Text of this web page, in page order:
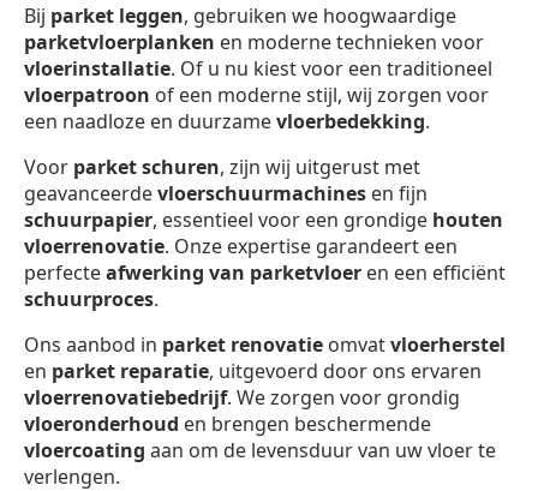
Bij parket leggen, gebruiken we hoogwaardige
parketvloerplanken en moderne technieken voor
vloerinstallatie. Of u nu kiest voor een traditioneel
vloerpatroon of een moderne stijl, wij zorgen voor
een naadloze en duurzamevloerbedekking.
Voor parket schuren, zijn wij uitgerust met
geavanceerdevloerschuurmachines en fijn
schuurpapier, essentieel voor een grondige houten
vloerrenovatie. Onze expertise garandeert een
perfecteafwerking van parketvloer en een efficiënt
schuurproces.
Ons aanbod in parket renovatie omvatvloerherstel
en parket reparatie, uitgevoerd door ons ervaren
vloerrenovatiebedrijf. We zorgen voor grondig
vloeronderhoud en brengen beschermende
vloercoating aan om de levensduur van uw vloer te
verlengen.